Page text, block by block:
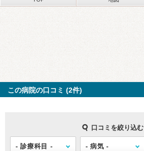
この病院の口コミ (2件)
口コミを絞り込む